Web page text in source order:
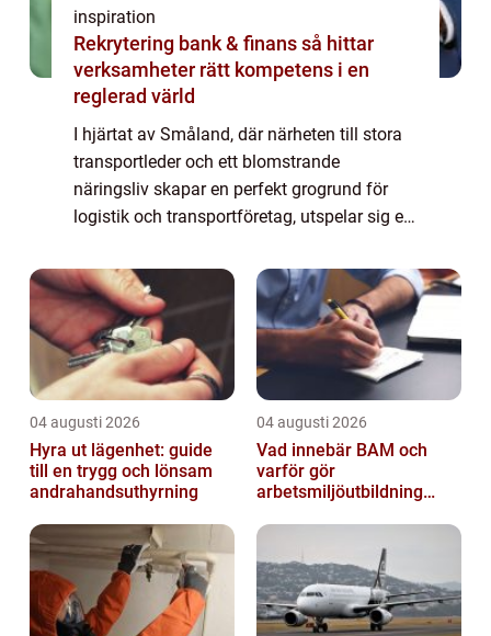
inspiration
Rekrytering bank & finans så hittar
verksamheter rätt kompetens i en
reglerad värld
I hjärtat av Småland, där närheten till stora
transportleder och ett blomstrande
näringsliv skapar en perfekt grogrund för
logistik och transportföretag, utspelar sig en
inom...
04 augusti 2026
Hyra ut lägenhet: guide
till en trygg och lönsam
andrahandsuthyrning
04 augusti 2026
Vad innebär BAM och
varför gör
arbetsmiljöutbildning